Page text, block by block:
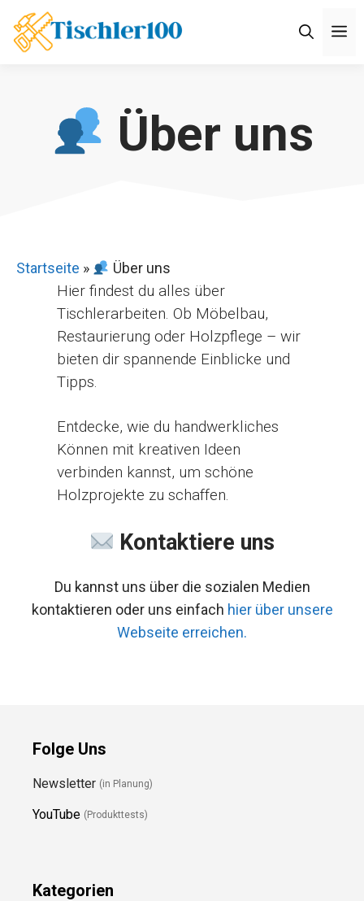
Zum
Inhalt
springen
Über uns
Startseite » Über uns
Hier findest du alles über
Tischlerarbeiten. Ob Möbelbau,
Restaurierung oder Holzpflege – wir
bieten dir spannende Einblicke und
Tipps.
Entdecke, wie du handwerkliches
Können mit kreativen Ideen
verbinden kannst, um schöne
Holzprojekte zu schaffen.
Kontaktiere uns
Du kannst uns über die sozialen Medien
kontaktieren oder uns einfach hier über unsere
Webseite erreichen.
Folge Uns
Newsletter (in Planung)
YouTube (Produkttests)
Kategorien